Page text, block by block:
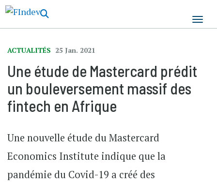
ACTUALITÉS 25 Jan. 2021
Une étude de Mastercard prédit
un bouleversement massif des
fintech en Afrique
Une nouvelle étude du Mastercard
Economics Institute indique que la
pandémie du Covid-19 a créé des